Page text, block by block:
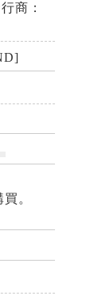
商：
。